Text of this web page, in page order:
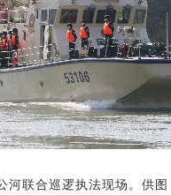
河联合巡逻执法现场。供图